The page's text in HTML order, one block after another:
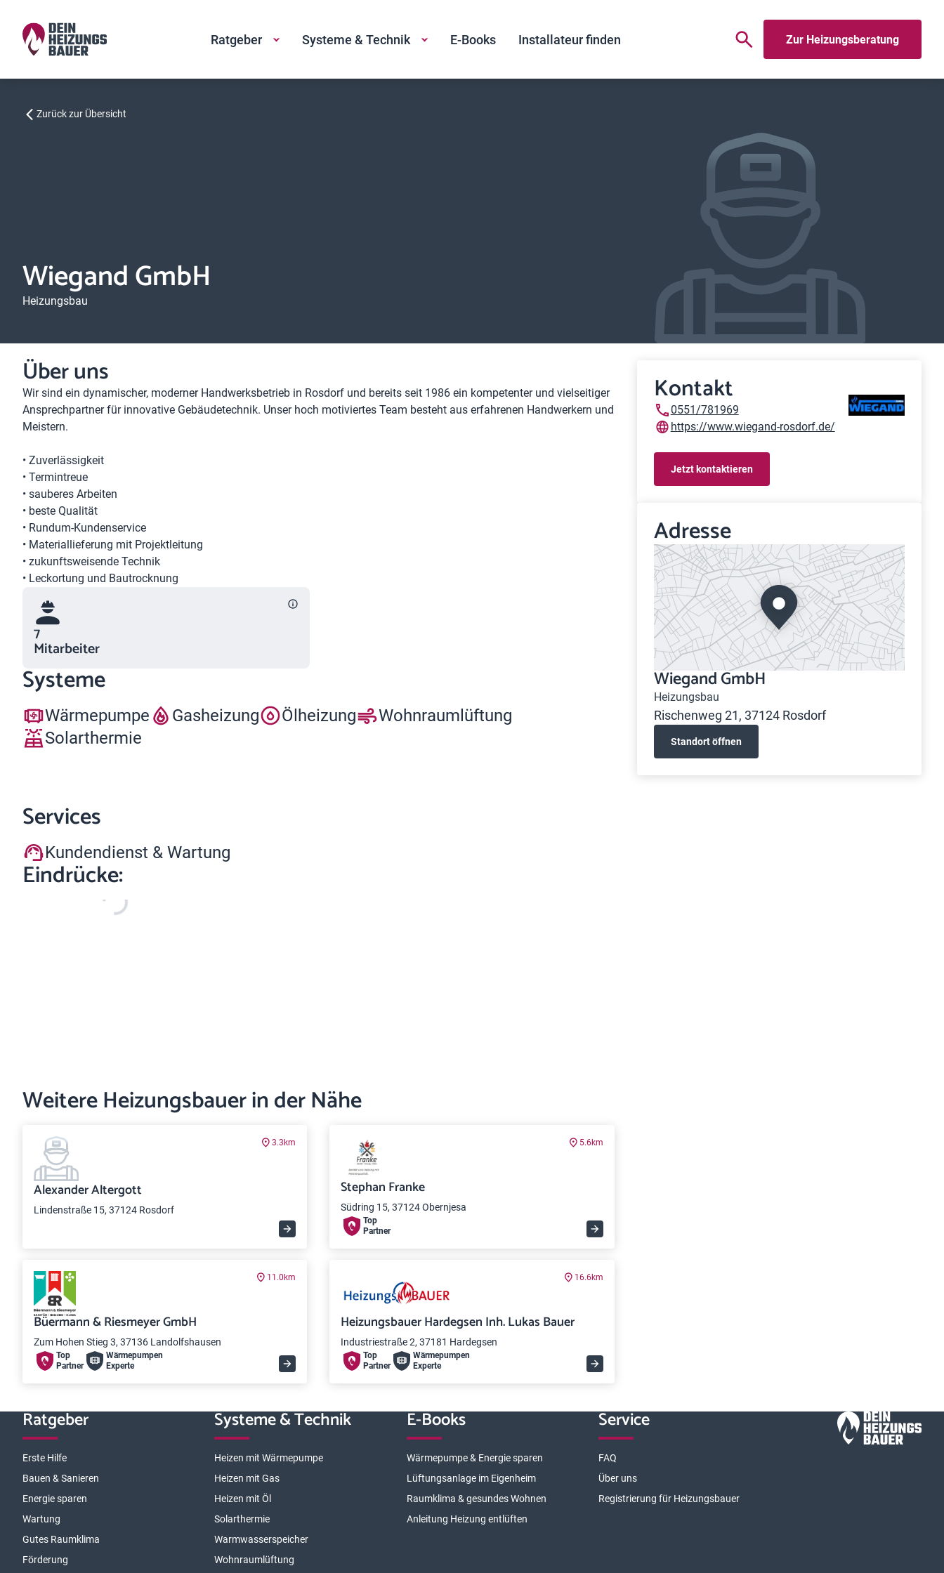
Ratgeber Systeme & Technik E-Books Installateur finden Zur Heizungsberatung
Zurück zur Übersicht
Wiegand GmbH
Heizungsbau
Über uns
Wir sind ein dynamischer, moderner Handwerksbetrieb in Rosdorf und bereits seit 1986 ein kompetenter und vielseitiger
Ansprechpartner für innovative Gebäudetechnik. Unser hoch motiviertes Team besteht aus erfahrenen Handwerkern und
Meistern.
• Zuverlässigkeit
• Termintreue
• sauberes Arbeiten
• beste Qualität
• Rundum-Kundenservice
• Materiallieferung mit Projektleitung
• zukunftsweisende Technik
• Leckortung und Bautrocknung
7
Mitarbeiter
Systeme
Wärmepumpe Gasheizung Ölheizung
Wohnraumlüftung
Solarthermie
Services
Kundendienst & Wartung
Eindrücke:
Weitere Heizungsbauer in der Nähe
3.3km
Alexander Altergott
Lindenstraße 15, 37124 Rosdorf
5.6km
Stephan Franke
Südring 15, 37124 Obernjesa
Top
Partner
11.0km
Büermann & Riesmeyer GmbH
Zum Hohen Stieg 3, 37136 Landolfshausen
Top
Partner
Wärme­pumpen
Experte
16.6km
Heizungsbauer Hardegsen Inh. Lukas Bauer
Industriestraße 2, 37181 Hardegsen
Top
Partner
Wärme­pumpen
Experte
Kontakt
0551/781969
https://www.wiegand-rosdorf.de/
Jetzt kontaktieren
Adresse
Wiegand GmbH
Heizungsbau
Rischenweg 21, 37124 Rosdorf
Standort öffnen
Ratgeber
Erste Hilfe
Bauen & Sanieren
Energie sparen
Wartung
Gutes Raumklima
Förderung
Systeme & Technik
Heizen mit Wärmepumpe
Heizen mit Gas
Heizen mit Öl
Solarthermie
Warmwasserspeicher
Wohnraumlüftung
E-Books
Wärmepumpe & Energie sparen
Lüftungsanlage im Eigenheim
Raumklima & gesundes Wohnen
Anleitung Heizung entlüften
Service
FAQ
Über uns
Registrierung für Heizungsbauer